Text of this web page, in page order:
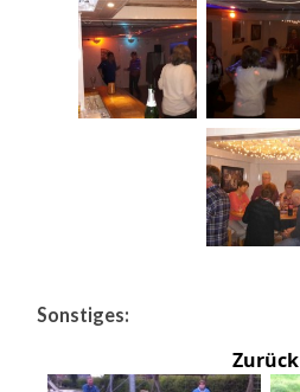
Sonstiges:
Zurück